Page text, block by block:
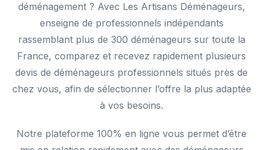
déménagement ? Avec Les Artisans Déménageurs,
enseigne de professionnels indépendants
rassemblant plus de 300 déménageurs sur toute la
France, comparez et recevez rapidement plusieurs
devis de déménageurs professionnels situés près de
chez vous, afin de sélectionner l’offre la plus adaptée
à vos besoins.
Notre plateforme 100% en ligne vous permet d’être